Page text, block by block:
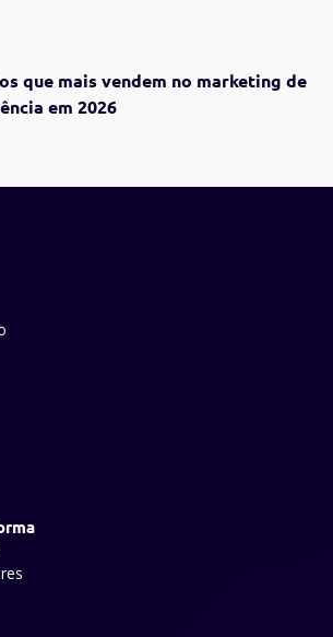
que mais vendem no marketing de
em 2026